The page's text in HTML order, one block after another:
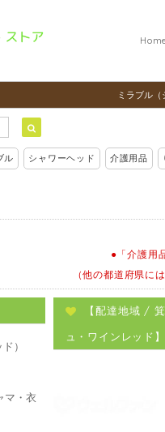
Home
ミラブル（
ル シャワーヘッド 介護用品
●「介護用
（他の都道府県に
）
マ・衣
【配達地域 /
ュ・ワインレッド】